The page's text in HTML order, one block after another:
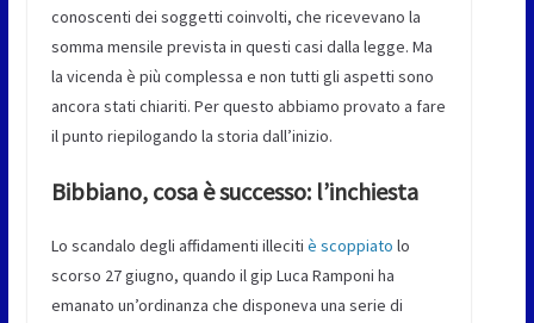
conoscenti dei soggetti coinvolti, che ricevevano la
somma mensile prevista in questi casi dalla legge. Ma
la vicenda è più complessa e non tutti gli aspetti sono
ancora stati chiariti. Per questo abbiamo provato a fare
il punto riepilogando la storia dall’inizio.
Bibbiano, cosa è successo: l’inchiesta
Lo scandalo degli affidamenti illeciti è scoppiato lo
scorso 27 giugno, quando il gip Luca Ramponi ha
emanato un’ordinanza che disponeva una serie di